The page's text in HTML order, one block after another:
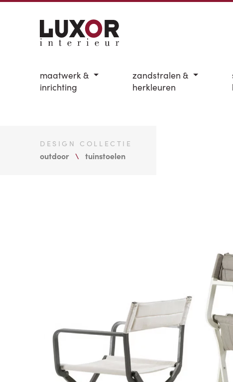
maatwerk &
inrichting
zandstralen &
herkleuren
DESIGN COLLECTIE
outdoor tuinstoelen